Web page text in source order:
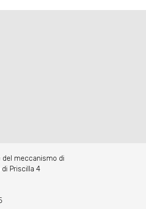
del meccanismo di
di Priscilla 4